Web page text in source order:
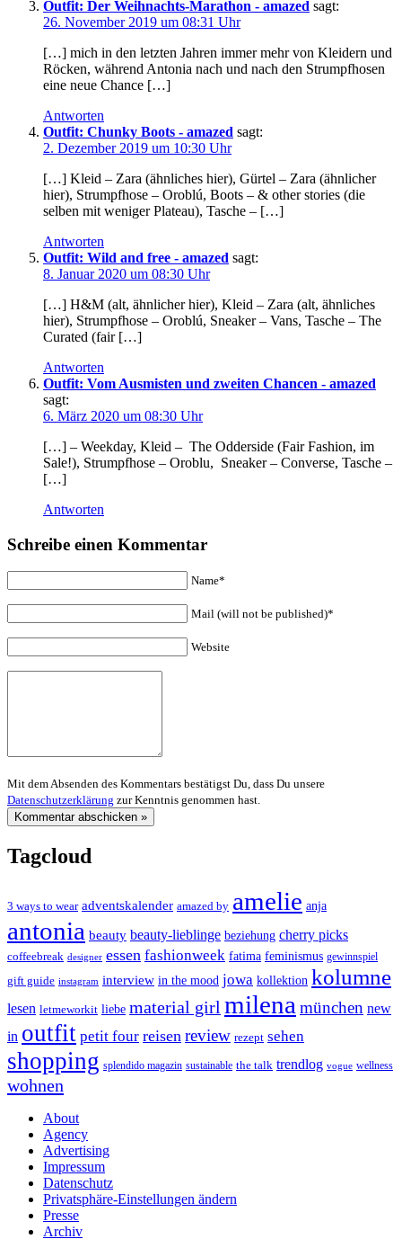
Outfit: Der Weihnachts-Marathon - amazed sagt:
26. November 2019 um 08:31 Uhr
[…] mich in den letzten Jahren immer mehr von Kleidern und
Röcken, während Antonia nach und nach den Strumpfhosen
eine neue Chance […]
Antworten
Outfit: Chunky Boots - amazed sagt:
2. Dezember 2019 um 10:30 Uhr
[…] Kleid – Zara (ähnliches hier), Gürtel – Zara (ähnlicher
hier), Strumpfhose – Oroblú, Boots – & other stories (die
selben mit weniger Plateau), Tasche – […]
Antworten
Outfit: Wild and free - amazed sagt:
8. Januar 2020 um 08:30 Uhr
[…] H&M (alt, ähnlicher hier), Kleid – Zara (alt, ähnliches
hier), Strumpfhose – Oroblú, Sneaker – Vans, Tasche – The
Curated (fair […]
Antworten
Outfit: Vom Ausmisten und zweiten Chancen - amazed
sagt:
6. März 2020 um 08:30 Uhr
[…] – Weekday, Kleid – The Odderside (Fair Fashion, im
Sale!), Strumpfhose – Oroblu, Sneaker – Converse, Tasche –
[…]
Antworten
Schreibe einen Kommentar
Name*
Mail (will not be published)*
Website
Mit dem Absenden des Kommentars bestätigst Du, dass Du unsere
Datenschutzerklärung zur Kenntnis genommen hast.
Tagcloud
3 ways to wear adventskalender amazed by amelie anja
antonia beauty beauty-lieblinge beziehung cherry picks
coffeebreak designer essen fashionweek fatima feminismus gewinnspiel
gift guide instagram interview in the mood jowa kollektion kolumne
lesen letmeworkit liebe material girl milena münchen new
in outfit petit four reisen review rezept sehen
shopping splendido magazin sustainable the talk trendlog vogue wellness
wohnen
About
Agency
Advertising
Impressum
Datenschutz
Privatsphäre-Einstellungen ändern
Presse
Archiv